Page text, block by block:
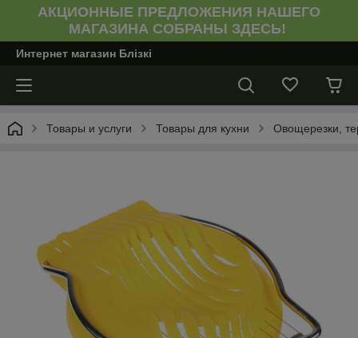
АКЦИОННЫЕ ПРЕДЛОЖЕНИЯ НАШЕГО
МАГАЗИНА СОБРАНЫ ЗДЕСЬ!
Интернет магазин Блiзкi
Товары и услуги Товары для кухни Овощерезки,